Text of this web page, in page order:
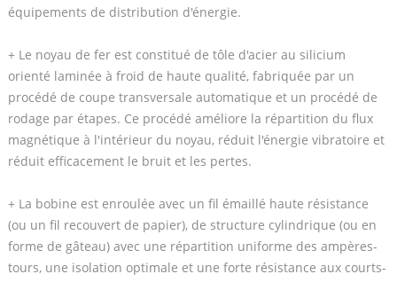
équipements de distribution d'énergie.
+ Le noyau de fer est constitué de tôle d'acier au silicium
orienté laminée à froid de haute qualité, fabriquée par un
procédé de coupe transversale automatique et un procédé de
rodage par étapes. Ce procédé améliore la répartition du flux
magnétique à l'intérieur du noyau, réduit l'énergie vibratoire et
réduit efficacement le bruit et les pertes.
+ La bobine est enroulée avec un fil émaillé haute résistance
(ou un fil recouvert de papier), de structure cylindrique (ou en
forme de gâteau) avec une répartition uniforme des ampères-
tours, une isolation optimale et une forte résistance aux courts-